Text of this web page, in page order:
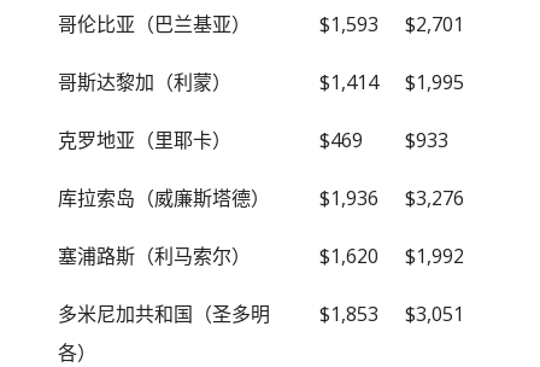
哥伦比亚（巴兰基亚） $1,593 $2,701
哥斯达黎加（利蒙） $1,414 $1,995
克罗地亚（里耶卡） $469 $933
库拉索岛（威廉斯塔德） $1,936 $3,276
塞浦路斯（利马索尔） $1,620 $1,992
多米尼加共和国（圣多明
各）
$1,853 $3,051